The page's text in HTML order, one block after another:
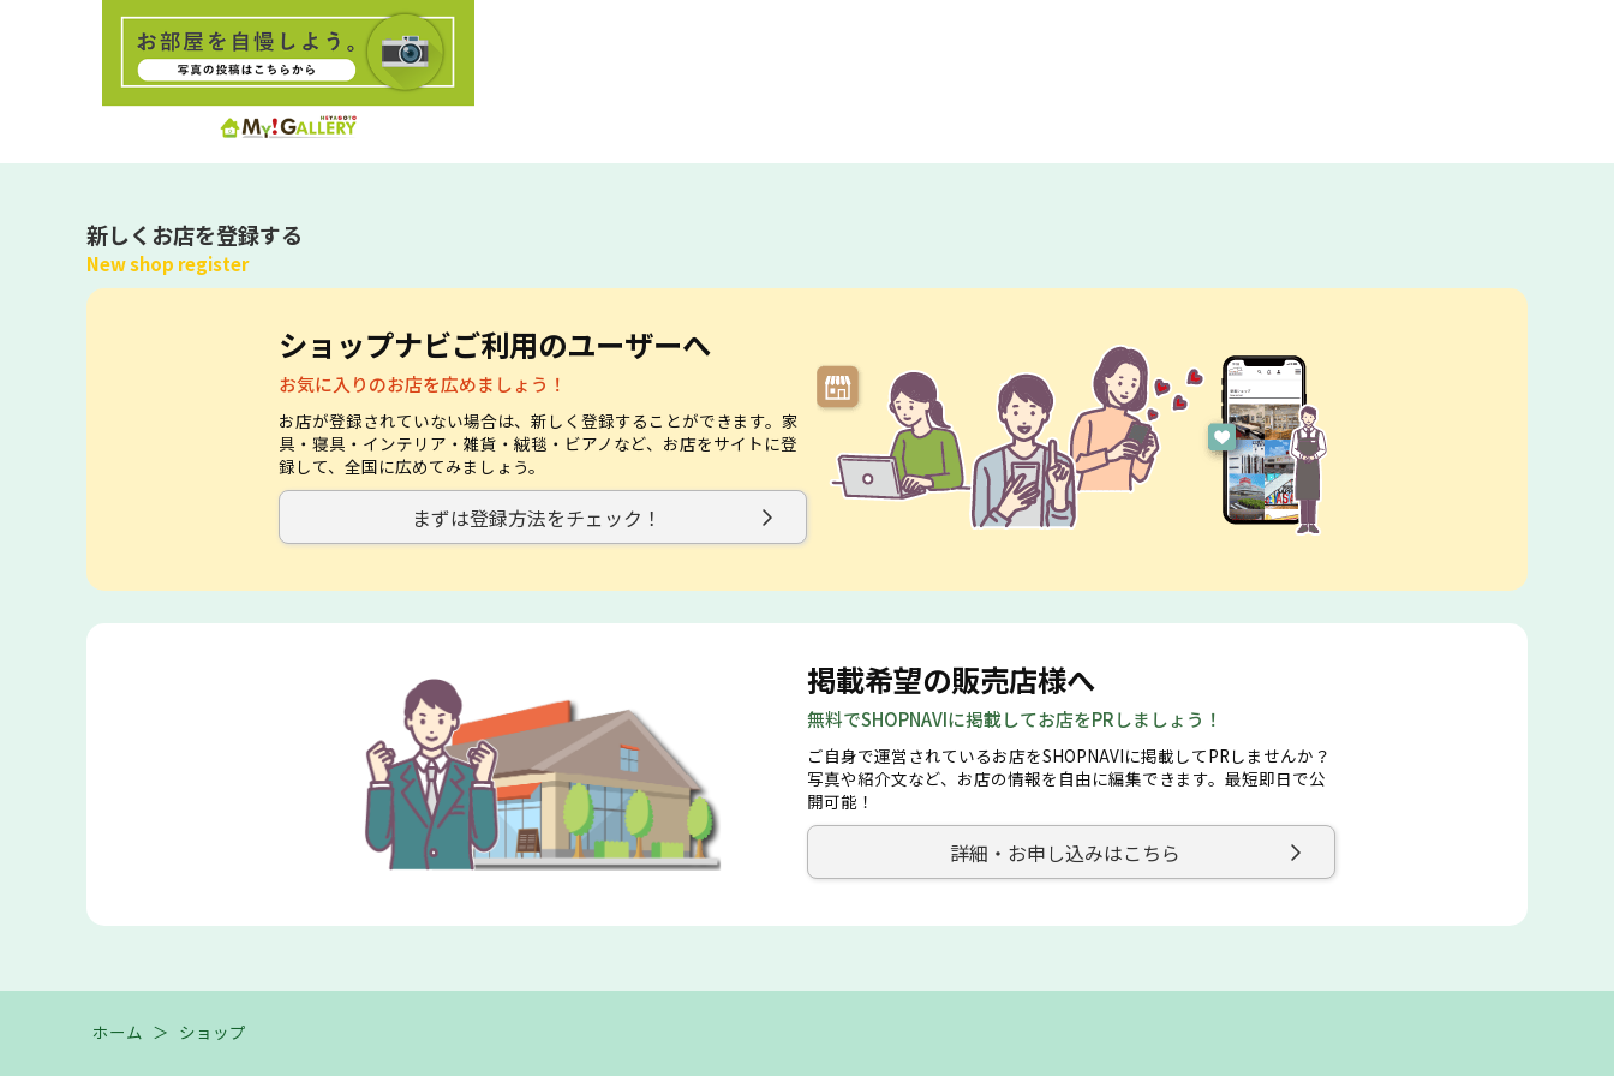
新しくお店を登録する
New shop register
ショップナビご利用のユーザーへ
お気に入りのお店を広めましょう！
お店が登録されていない場合は、新しく登録することができます。家
具・寝具・インテリア・雑貨・絨毯・ビアノなど、お店をサイトに登
録して、全国に広めてみましょう。
まずは登録方法をチェック！
掲載希望の販売店様へ
無料でSHOPNAVIに掲載してお店をPRしましょう！
ご自身で運営されているお店をSHOPNAVIに掲載してPRしませんか？
写真や紹介文など、お店の情報を自由に編集できます。最短即日で公
開可能！
詳細・お申し込みはこちら
ホーム ＞ ショップ